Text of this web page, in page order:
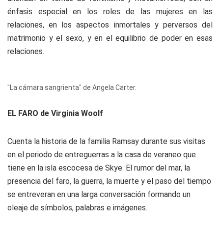
énfasis especial en los roles de las mujeres en las
relaciones, en los aspectos inmortales y perversos del
matrimonio y el sexo, y en el equilibrio de poder en esas
relaciones.
"La cámara sangrienta" de Angela Carter.
EL FARO de Virginia Woolf
Cuenta la historia de la familia Ramsay durante sus visitas
en el periodo de entreguerras a la casa de veraneo que
tiene en la isla escocesa de Skye. El rumor del mar, la
presencia del faro, la guerra, la muerte y el paso del tiempo
se entreveran en una larga conversación formando un
oleaje de símbolos, palabras e imágenes.